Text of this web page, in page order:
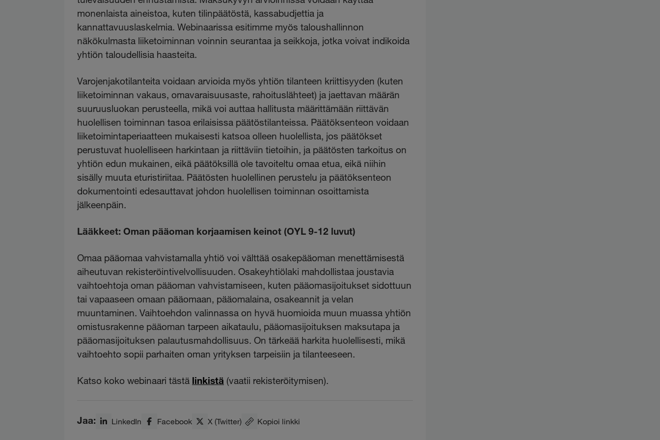
monenlaista aineistoa, kuten tilinpäätöstä, kassabudjettia ja
kannattavuuslaskelmia. Webinaarissa esitimme myös taloushallinnon
näkökulmasta liiketoiminnan voinnin seurantaa ja seikkoja, jotka voivat indikoida
yhtiön taloudellisia haasteita.
Varojenjakotilanteita voidaan arvioida myös yhtiön tilanteen kriittisyyden (kuten
liiketoiminnan vakaus, omavaraisuusaste, rahoituslähteet) ja jaettavan määrän
suuruusluokan perusteella, mikä voi auttaa hallitusta määrittämään riittävän
huolellisen toiminnan tasoa erilaisissa päätöstilanteissa. Päätöksenteon voidaan
liiketoimintaperiaatteen mukaisesti katsoa olleen huolellista, jos päätökset
perustuvat huolelliseen harkintaan ja riittäviin tietoihin, ja päätösten tarkoitus on
yhtiön edun mukainen, eikä päätöksillä ole tavoiteltu omaa etua, eikä niihin
sisälly muuta eturistiriitaa. Päätösten huolellinen perustelu ja päätöksenteon
dokumentointi edesauttavat johdon huolellisen toiminnan osoittamista
jälkeenpäin.
Lääkkeet: Oman pääoman korjaamisen keinot (OYL 9-12 luvut)
Omaa pääomaa vahvistamalla yhtiö voi välttää osakepääoman menettämisestä
aiheutuvan rekisteröintivelvollisuuden. Osakeyhtiölaki mahdollistaa joustavia
vaihtoehtoja oman pääoman vahvistamiseen, kuten pääomasijoitukset sidottuun
tai vapaaseen omaan pääomaan, pääomalaina, osakeannit ja velan
muuntaminen. Vaihtoehdon valinnassa on hyvä huomioida muun muassa yhtiön
omistusrakenne pääoman tarpeen aikataulu, pääomasijoituksen maksutapa ja
pääomasijoituksen palautusmahdollisuus. On tärkeää harkita huolellisesti, mikä
vaihtoehto sopii parhaiten oman yrityksen tarpeisiin ja tilanteeseen.
Katso koko webinaari tästä linkistä (vaatii rekisteröitymisen).
Jaa: LinkedIn Facebook X (Twitter) Kopioi linkki